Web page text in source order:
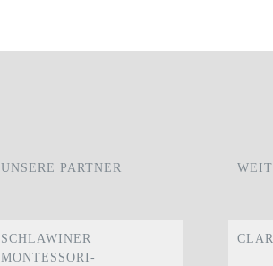
UNSERE PARTNER
SCHLAWINER
MONTESSORI-